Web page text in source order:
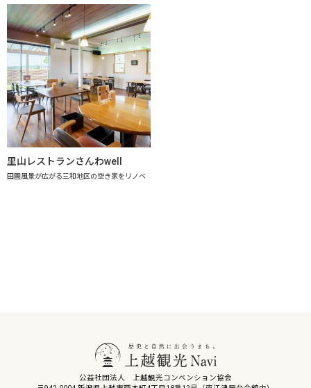
里山レストランさんわwell
田園風景が広がる三和地区の空き家をリノベ
公益社団法人 上越観光コンベンション協会